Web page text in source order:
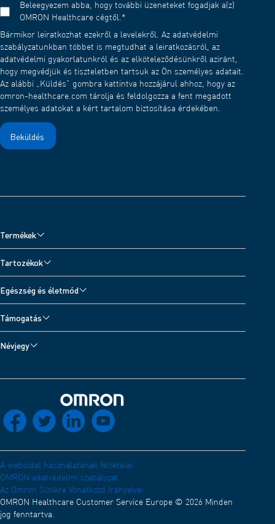
Beleegyezem abba, hogy további üzeneteket fogadjak a(z)
OMRON Healthcare cégtől. *
Bármikor leiratkozhat ezekről a levelekről. Az adatvédelmi
szabályzatunkban többet is megtudhat a leiratkozásról, az
adatvédelmi gyakorlatunkról és az elköteleződésünkről aziránt,
hogy megvédjük és tiszteletben tartsuk az Ön személyes adatait.
Az alábbi „Küldés” gombra kattintva hozzájárul ahhoz, hogy az
omron-healthcare.com tárolja és feldolgozza a fent megadott
személyes adatokat a kért tartalom biztosítása érdekében.
Termékek
Inhalátorok és Zihálásdetektor
Fájdalomkezelés TENS-készülékkel
Digitális mérlegek
Hőmérők
Aktivitáskövetők
Tartozékok
Inhalátor tartozékok
TENS-tartozékok
Hőmérő tartozékok
Egészség és életmód
Vérnyomásnapló
Támogatás
Fejlesztők
Elektromágneses kompatibilitás (Angol)
Megfelelőségi nyilatkozat (Angol)
Névjegy
OMRON Akadémia (Angol)
Vissza a főoldalra
socials_facebooksocials_twittersocials_linkedinsocials_youtube
A weboldal használatának feltételei
OMRON adatvédelmi szabályzat
Az Omron Sütikre Vonatkozó Irányelvei
OMRON Healthcare Customer Service Europe © 2026 Minden
jog fenntartva.